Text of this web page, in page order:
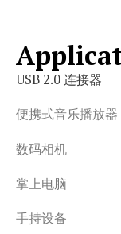
USB 2.0 连接器
便携式音乐播放器
数码相机
掌上电脑
手持设备